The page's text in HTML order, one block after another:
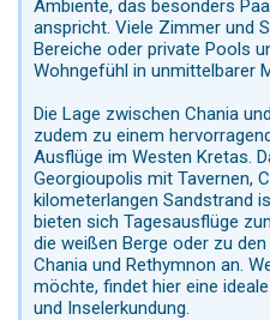
Ambiente, das besonders
anspricht. Viele Zimmer und
Bereiche oder private Pools
Wohngefühl in unmittelbarer
Die Lage zwischen Chania
zudem zu einem
Ausflüge im Westen Kretas.
Georgioupolis mit Tavernen,
kilometerlangen Sandstrand
bieten sich Tagesausflüge
die weißen Berge oder zu
Chania und Rethymnon an.
möchte, findet hier eine
und Inselerkundung.